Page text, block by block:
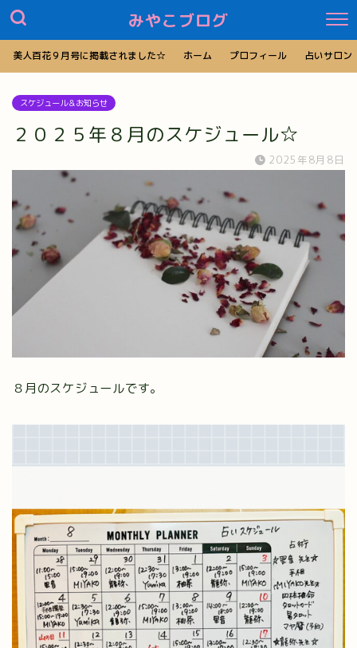
みやこブログ
美人百花９月号に掲載されました☆ ホーム プロフィール 占いサロン
スケジュール＆お知らせ
２０２５年８月のスケジュール☆
2025年8月8日
８月のスケジュールです。